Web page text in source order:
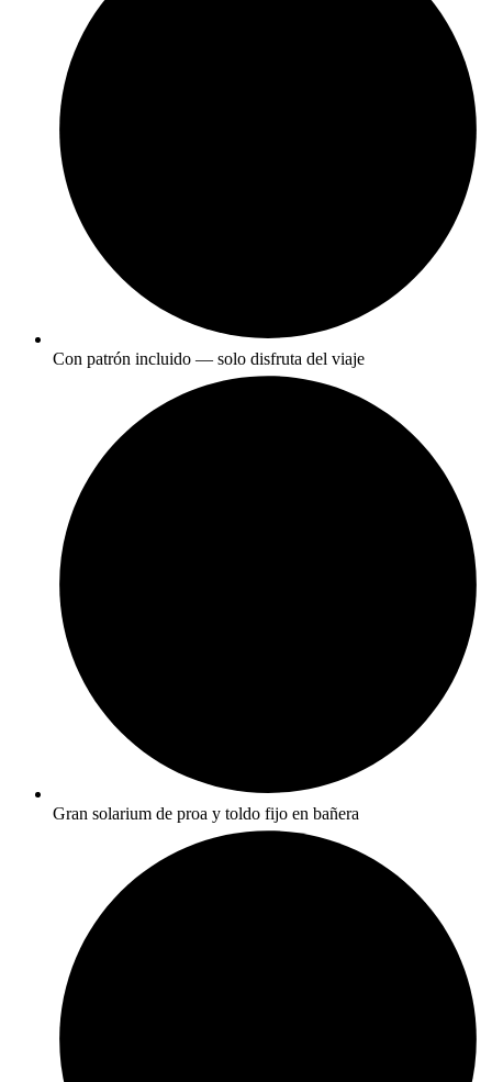
Con patrón incluido — solo disfruta del viaje
Gran solarium de proa y toldo fijo en bañera